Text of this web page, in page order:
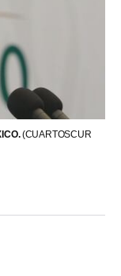
(CUARTOSCUR